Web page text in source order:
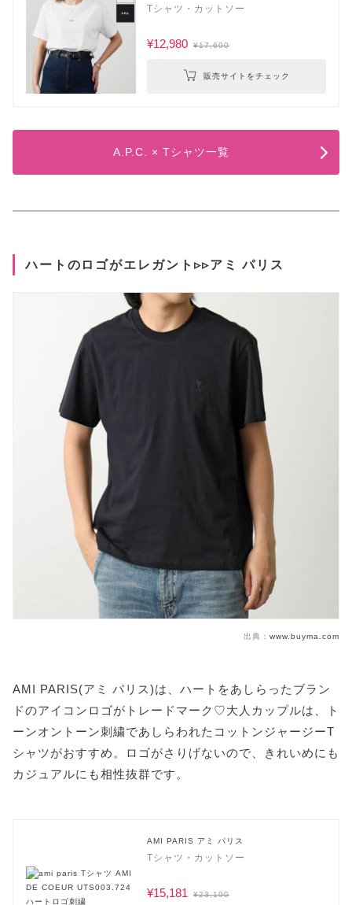
Tシャツ・カットソー
¥12,980 ¥17,600
販売サイトをチェック
A.P.C. × Tシャツ一覧
ハートのロゴがエレガント▹▹アミ パリス
出典： www.buyma.com
AMI PARIS(アミ パリス)は、ハートをあしらったブラン
ドのアイコンロゴがトレードマーク♡大人カップルは、ト
ーンオントーン刺繍であしらわれたコットンジャージーT
シャツがおすすめ。ロゴがさりげないので、きれいめにも
カジュアルにも相性抜群です。
AMI PARIS アミ パリス
Tシャツ・カットソー
¥15,181 ¥23,100